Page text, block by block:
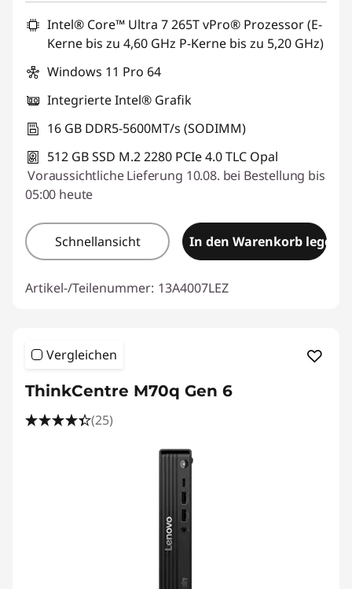
Intel® Core™ Ultra 7 265T vPro® Prozessor (E-
Kerne bis zu 4,60 GHz P-Kerne bis zu 5,20 GHz)
Windows 11 Pro 64
Integrierte Intel® Grafik
16 GB DDR5-5600MT/s (SODIMM)
512 GB SSD M.2 2280 PCIe 4.0 TLC Opal
Voraussichtliche Lieferung 10.08. bei Bestellung bis
05:00 heute
Schnellansicht In den Warenkorb legen
Artikel-/Teilenummer: 13A4007LEZ
Vergleichen
ThinkCentre M70q Gen 6
(25)